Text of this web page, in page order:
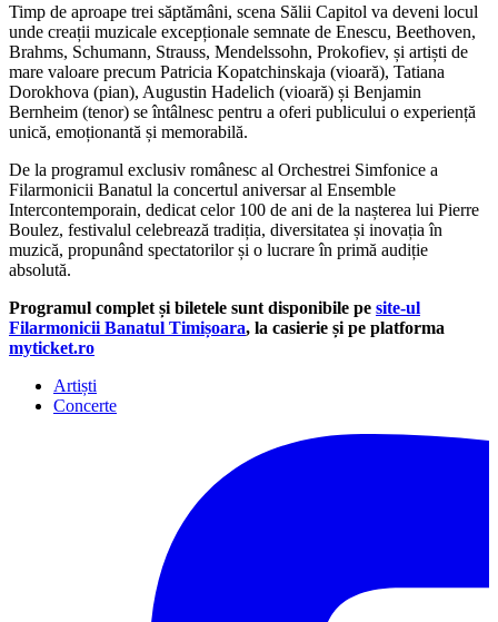
Timp de aproape trei săptămâni, scena Sălii Capitol va deveni locul
unde creații muzicale excepționale semnate de Enescu, Beethoven,
Brahms, Schumann, Strauss, Mendelssohn, Prokofiev, și artiști de
mare valoare precum Patricia Kopatchinskaja (vioară), Tatiana
Dorokhova (pian), Augustin Hadelich (vioară) și Benjamin
Bernheim (tenor) se întâlnesc pentru a oferi publicului o experiență
unică, emoționantă și memorabilă.
De la programul exclusiv românesc al Orchestrei Simfonice a
Filarmonicii Banatul la concertul aniversar al Ensemble
Intercontemporain, dedicat celor 100 de ani de la nașterea lui Pierre
Boulez, festivalul celebrează tradiția, diversitatea și inovația în
muzică, propunând spectatorilor și o lucrare în primă audiție
absolută.
Programul complet și biletele sunt disponibile pe site-ul
Filarmonicii Banatul Timișoara, la casierie și pe platforma
myticket.ro
Artiști
Concerte